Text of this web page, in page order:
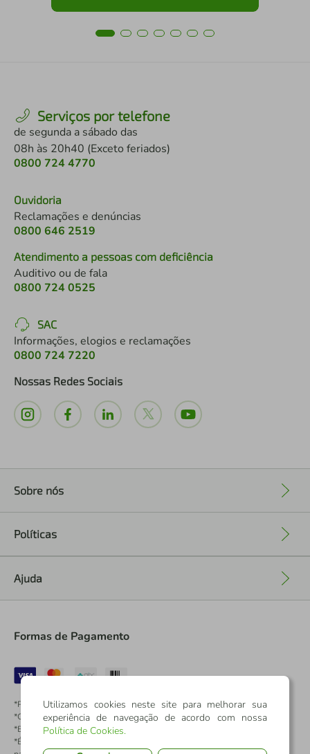
Serviços por telefone
de segunda a sábado das
08h às 20h40 (Exceto feriados)
0800 724 4770
Ouvidoria
Reclamações e denúncias
0800 646 2519
Atendimento a pessoas com deficiência
Auditivo ou de fala
0800 724 0525
SAC
Informações, elogios e reclamações
0800 724 7220
Nossas Redes Sociais
Sobre nós
Políticas
Ajuda
Formas de Pagamento
*Pontos dos Cartões Sicredi
*Cartões Sicredi
*Boleto exclusivo para associados PJ
*É vedada a cobrança de preço superior, valor ou encargo adicional para
Utilizamos cookies neste site para melhorar sua
experiência de navegação de acordo com nossa
Política de Cookies.